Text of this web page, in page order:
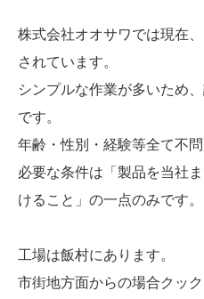
株式会社オオサワでは現在
されています。
シンプルな作業が多いため
です。
年齢・性別・経験等全て不問
必要な条件は「製品を当社
けること」の一点のみです。
工場は飯村にあります。
市街地方面からの場合クッ